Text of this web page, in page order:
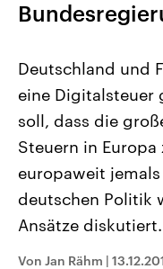
USA
Aktuelle Beiträge,
Hintergründe
Wirtschaftlich und
gehören die
den mächtigsten
mit großem Einfluss auf
Sendungen
Deutschland und
eine Digitalsteuer
soll, dass die
Steuern in
europaweit
deutschen Politik
Ansätze diskutiert.
Von Jan Rähm |